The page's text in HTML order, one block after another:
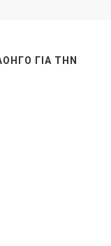
ΓΙΑ ΤΗΝ